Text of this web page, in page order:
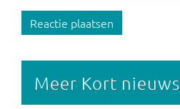
Reactie plaatsen
Meer Kort nieuws